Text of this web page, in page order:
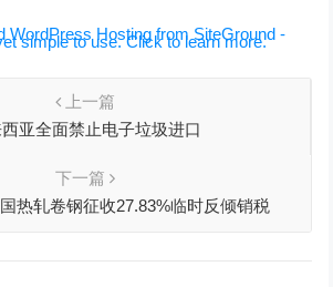
上一篇
亚全面禁止电子垃圾进口
下一篇
热轧卷钢征收27.83%临时反倾销税